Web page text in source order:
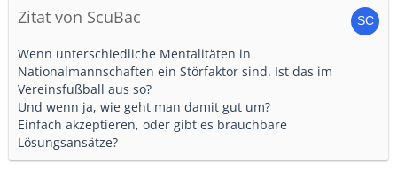
Zitat von ScuBac
Wenn unterschiedliche Mentalitäten in
Nationalmannschaften ein Störfaktor sind. Ist das im
Vereinsfußball aus so?
Und wenn ja, wie geht man damit gut um?
Einfach akzeptieren, oder gibt es brauchbare
Lösungsansätze?